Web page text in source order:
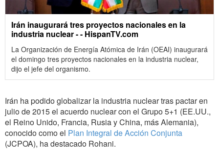
Irán inaugurará tres proyectos nacionales en la
industria nuclear - - HispanTV.com
La Organización de Energía Atómica de Irán (OEAI) inaugurará
el domingo tres proyectos nacionales en la industria nuclear,
dijo el jefe del organismo.
Irán ha podido globalizar la industria nuclear tras pactar en
julio de 2015 el acuerdo nuclear con el Grupo 5+1 (EE.UU.,
el Reino Unido, Francia, Rusia y China, más Alemania),
conocido como el Plan Integral de Acción Conjunta
(JCPOA), ha destacado Rohani.